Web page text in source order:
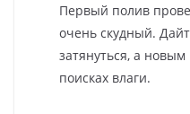
Первый полив
очень скудный.
затянуться, а
поисках влаги.